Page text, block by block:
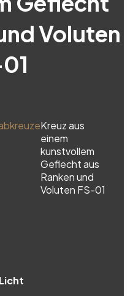
Voluten
Kreuz aus
einem
kunstvollem
Geflecht aus
Ranken und
Voluten FS-01